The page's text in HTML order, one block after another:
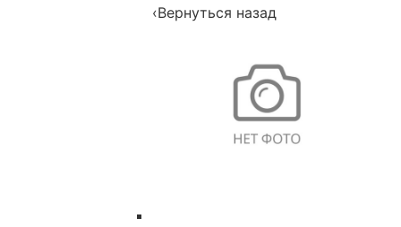
‹Вернуться назад